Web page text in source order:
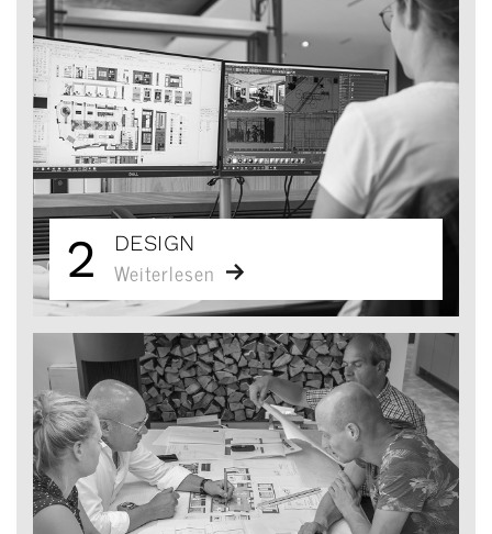
2 DESIGN
Weiterlesen